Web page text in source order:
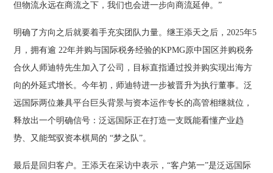
但物流永远在商流之下，我们也会进一步向商流延伸。”
明确了方向之后就要着手充实团队力量。继王添天之后，2025年5
月
，拥有逾 22年并购与国际税务经验的KPMG原中国区并购税务
合伙人师迪特先生加入了公司，目标直指通过投并购实现出海方
向的外延式增长。今年初，师迪特进一步被晋升为执行董事。泛
远国际两位兼具平台巨头背景与资本运作专长的高管相继就位，
释放出一个明确信号：泛远国际正在打造一支既能看懂产业趋
势、又能驾驭资本棋局的 “梦之队”。
最后是回归客户。王添天在采访中表示，“客户第一”是泛远国际